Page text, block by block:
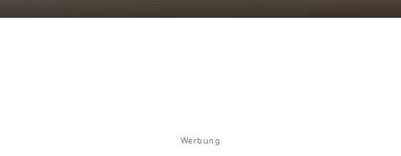
Werbung